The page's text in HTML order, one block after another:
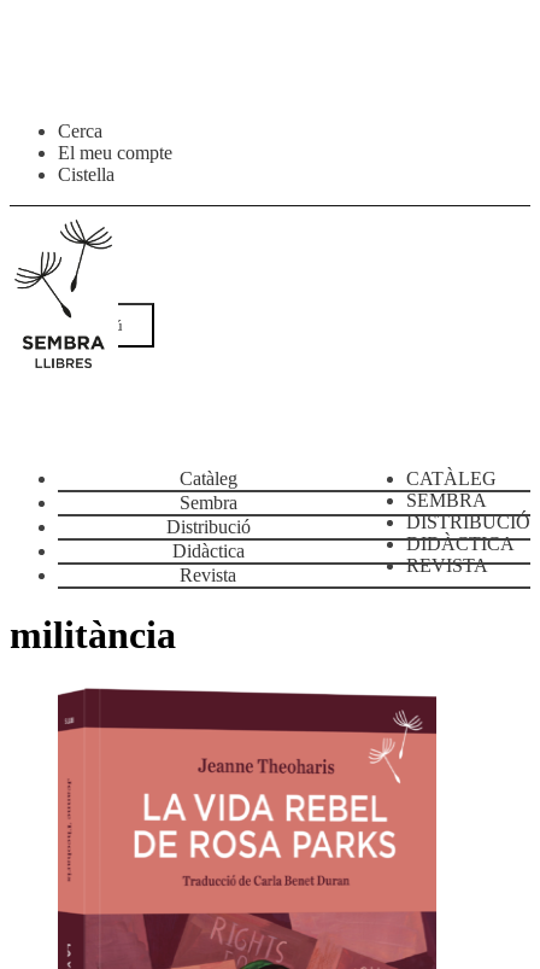
Salta
navegació
contingut
Cerca
El meu compte
Cistella
Menú
CATÀLEG
SEMBRA
DISTRIBUCIÓ
DIDÀCTICA
REVISTA
Catàleg
Sembra
Distribució
Didàctica
Revista
militància